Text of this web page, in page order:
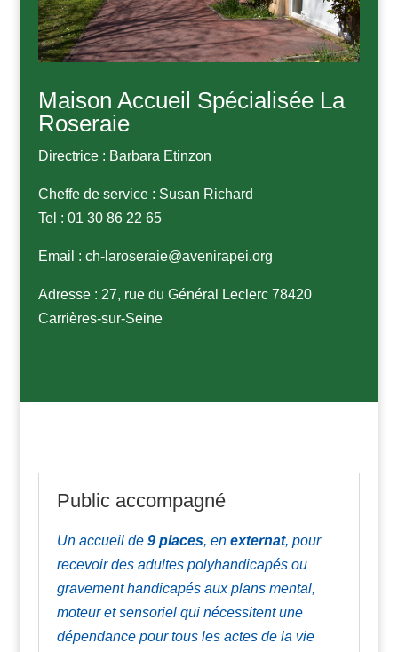
Maison Accueil Spécialisée La
Roseraie
Directrice : Barbara Etinzon
Cheffe de service : Susan Richard
Tel : 01 30 86 22 65
Email : ch-laroseraie@avenirapei.org
Adresse : 27, rue du Général Leclerc 78420
Carrières-sur-Seine
Public accompagné
Un accueil de 9 places, en externat, pour
recevoir des adultes polyhandicapés ou
gravement handicapés aux plans mental,
moteur et sensoriel qui nécessitent une
dépendance pour tous les actes de la vie